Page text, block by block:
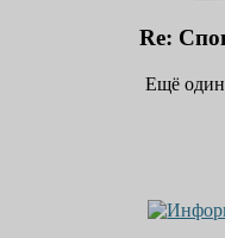
Re:
Ещё один